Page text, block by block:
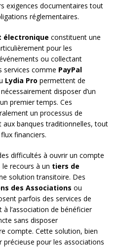
exigences documentaires tout
réglementaires.
électronique constituent une
pour les
ou collectant
services comme PayPal
Lydia Pro permettent de
disposer d’un
premier temps. Ces
un processus de
banques traditionnelles, tout
financiers.
difficultés à ouvrir un compte
recours à un tiers de
solution transitoire. Des
des Associations ou
parfois des services de
l’association de bénéficier
sans disposer
compte. Cette solution, bien
précieuse pour les associations